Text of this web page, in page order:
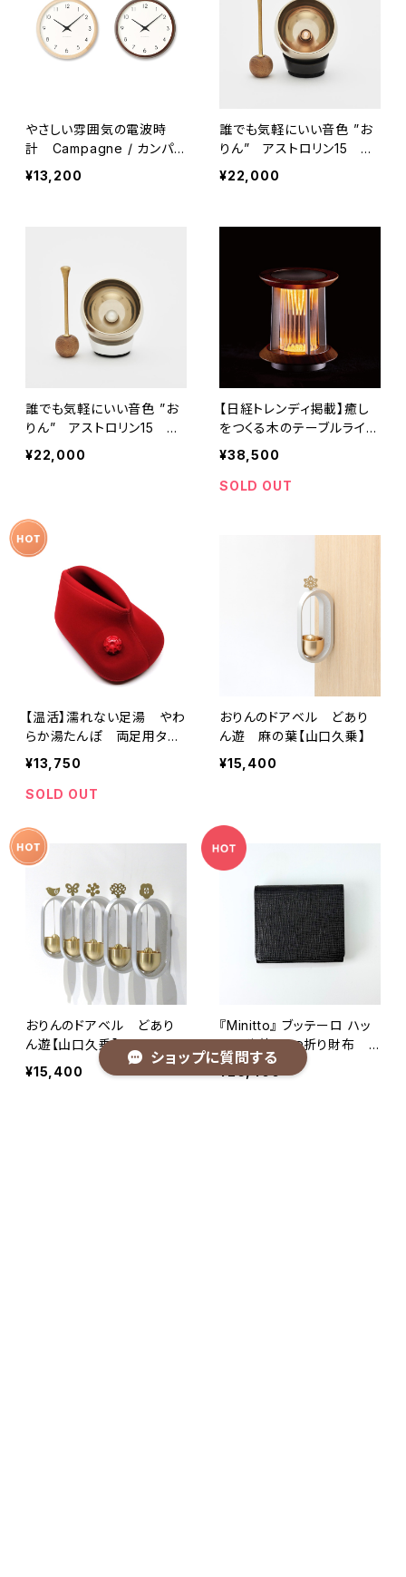
やさしい雰囲気の電波時
計 Campagne / カンパ
ーニュ
¥13,200
誰でも気軽にいい音色 ”お
りん” アストロリン15 ダ
ークブロンズ【山口久乗】
¥22,000
誰でも気軽にいい音色 ”お
りん” アストロリン15 パ
ールホワイト【山口久乗】
¥22,000
【日経トレンディ掲載】癒し
をつくる木のテーブルライト
- Lusso / ルッソ -
¥38,500
SOLD OUT
【温活】濡れない足湯 やわ
らか湯たんぽ 両足用タイ
プ
¥13,750
SOLD OUT
おりんのドアベル どあり
ん遊 麻の葉【山口久乗】
¥15,400
おりんのドアベル どあり
ん遊【山口久乗】
¥15,400
『Minitto』 ブッテーロ ハッ
チ 牛革/二つ折り財布
コンパクト財布
ショップに質問する